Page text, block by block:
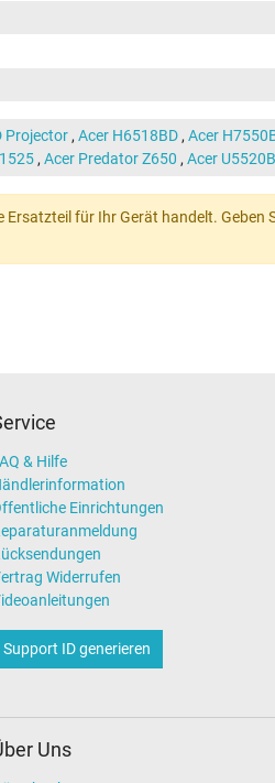
Projector, Acer H6518BD, Acer
, Acer Predator Z650 , Acer U5520B
für Ihr Gerät handelt. Geben
& Hilfe
Einrichtungen
Widerrufen
Support ID generieren
Uns